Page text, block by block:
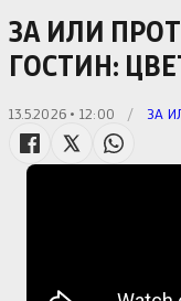
ЗА ИЛИ
ГОСТИН:
13.5.2026 • 12:00 / ЗА